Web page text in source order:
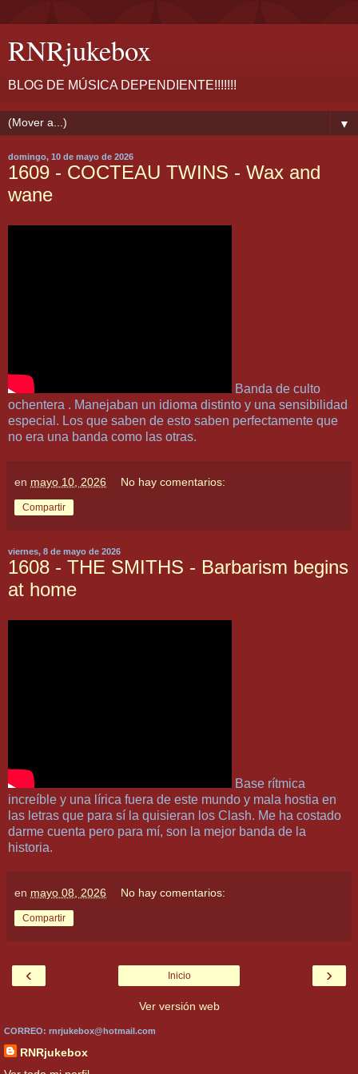
RNRjukebox
BLOG DE MÚSICA DEPENDIENTE!!!!!!!
▼
domingo, 10 de mayo de 2026
1609 - COCTEAU TWINS - Wax and
wane
Banda de culto
ochentera . Manejaban un idioma distinto y una sensibilidad
especial. Los que saben de esto saben perfectamente que
no era una banda como las otras.
en mayo 10, 2026 No hay comentarios:
Compartir
viernes, 8 de mayo de 2026
1608 - THE SMITHS - Barbarism begins
at home
Base rítmica
increíble y una lírica fuera de este mundo y mala hostia en
las letras que para sí la quisieran los Clash. Me ha costado
darme cuenta pero para mí, son la mejor banda de la
historia.
en mayo 08, 2026 No hay comentarios:
Compartir
‹ ›
Inicio
Ver versión web
CORREO: rnrjukebox@hotmail.com
RNRjukebox